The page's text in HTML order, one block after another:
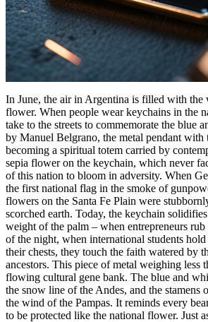
In June, the air in Argentina is filled with the
flower. When people wear keychains in the
take to the streets to commemorate the blue
by Manuel Belgrano, the metal pendant
becoming a spiritual totem carried by
sepia flower on the keychain, which never
of this nation to bloom in adversity. When
the first national flag in the smoke of
flowers on the Santa Fe Plain were
scorched earth. Today, the keychain
weight of the palm – when entrepreneurs
of the night, when international students
their chests, they touch the faith watered by
ancestors. This piece of metal weighing less
flowing cultural gene bank. The blue and
the snow line of the Andes, and the stamens
the wind of the Pampas. It reminds every
to be protected like the national flower. Just